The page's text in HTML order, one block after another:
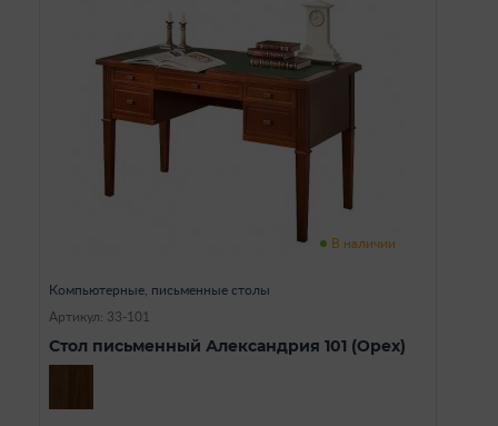
В наличии
Компьютерные, письменные столы
Артикул: 33-101
Стол письменный Александрия 101 (Орех)